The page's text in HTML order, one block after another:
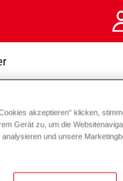
für
akzeptieren“ klicken,
Gerät zu, um die
und unsere